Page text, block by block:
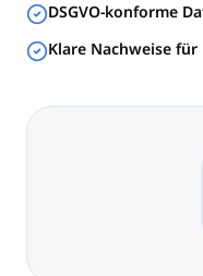
DSGVO-konforme
Klare Nachweise